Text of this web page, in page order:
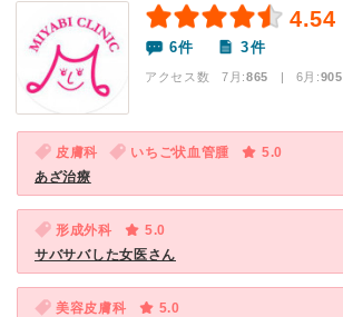
4.54
6件 3件
アクセス数 7月:865 | 6月:905
皮膚科 いちご状血管腫
5.0
あざ治療
形成外科
5.0
サバサバした女医さん
美容皮膚科
5.0